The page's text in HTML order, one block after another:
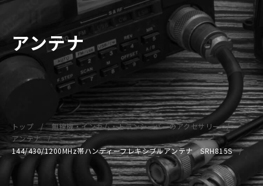
アンテナ
トップ
無線機・インカム・トランシーバーのアクセサリー
アンテナ
144/430/1200MHz帯ハンディーフレキシブルアンテナ SRH815S